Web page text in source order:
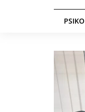
PSIKO